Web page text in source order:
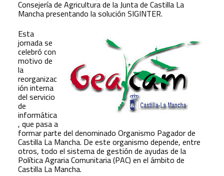
Consejería de Agricultura de la Junta de Castilla La
Mancha presentando la solución SIGINTER.
Esta
jornada se
celebró con
motivo de
la
reorganizac
ión interna
del servicio
de
informática
, que pasa a
formar parte del denominado Organismo Pagador de
Castilla La Mancha. De este organismo depende, entre
otros, todo el sistema de gestión de ayudas de la
Política Agraria Comunitaria (PAC) en el ámbito de
Castilla La Mancha.